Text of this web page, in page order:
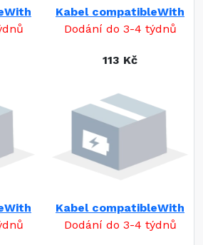
Kabel compatibleWith
Dodání do 3-4 týdnů
113 Kč
Kabel compatibleWith
Dodání do 3-4 týdnů